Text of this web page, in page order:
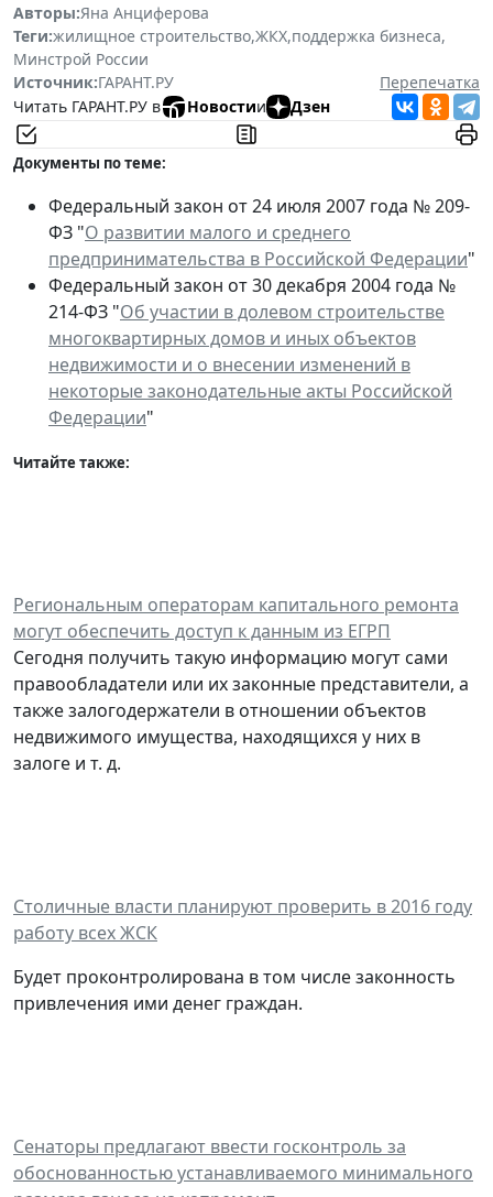
Авторы:Яна Анциферова
Теги:жилищное строительство,ЖКХ,поддержка бизнеса,
Минстрой России
Источник:ГАРАНТ.РУ
Перепечатка
Читать ГАРАНТ.РУ в
Новостии Дзен
Документы по теме:
Федеральный закон от 24 июля 2007 года № 209-
ФЗ "О развитии малого и среднего
предпринимательства в Российской Федерации"
Федеральный закон от 30 декабря 2004 года №
214-ФЗ "Об участии в долевом строительстве
многоквартирных домов и иных объектов
недвижимости и о внесении изменений в
некоторые законодательные акты Российской
Федерации"
Читайте также:
Региональным операторам капитального ремонта
могут обеспечить доступ к данным из ЕГРП
Сегодня получить такую информацию могут сами
правообладатели или их законные представители, а
также залогодержатели в отношении объектов
недвижимого имущества, находящихся у них в
залоге и т. д.
Столичные власти планируют проверить в 2016 году
работу всех ЖСК
Будет проконтролирована в том числе законность
привлечения ими денег граждан.
Сенаторы предлагают ввести госконтроль за
обоснованностью устанавливаемого минимального